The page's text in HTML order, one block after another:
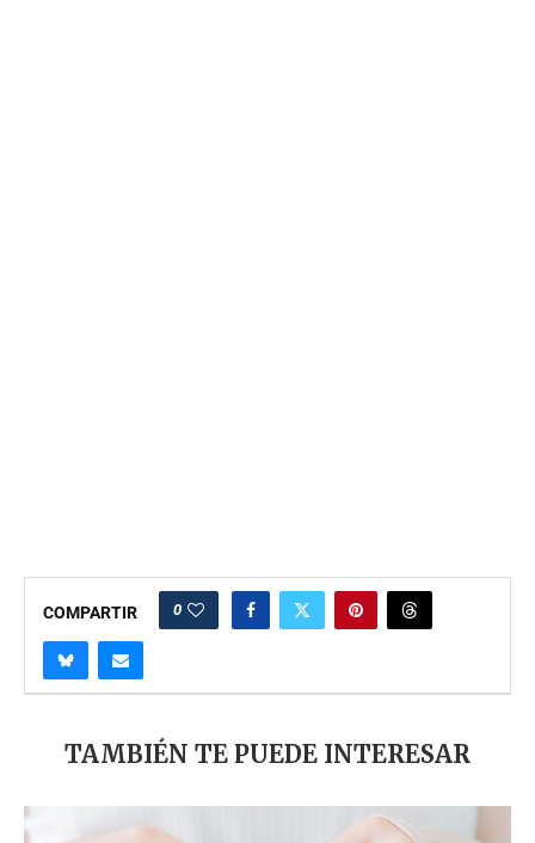
COMPARTIR 0
TAMBIÉN TE PUEDE INTERESAR